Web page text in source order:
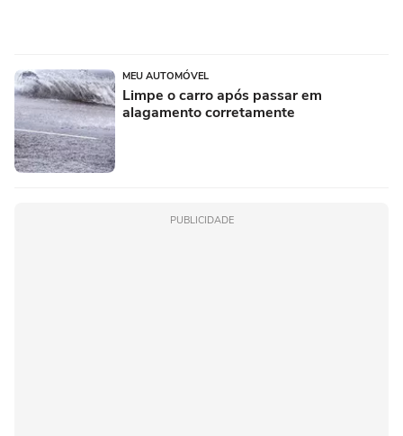
MEU AUTOMÓVEL
Limpe o carro após passar em
alagamento corretamente
PUBLICIDADE